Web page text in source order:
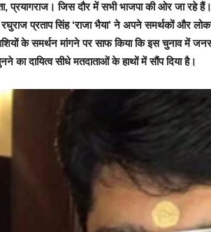
प्रयागराज। जिस दौर में सभी भाजपा की ओर जा रहे
रघुराज प्रताप सिंह ‘राजा भैया’ ने अपने समर्थकों और
के समर्थन मांगने पर साफ किया कि इस चुनाव में
का दायित्व सीधे मतदाताओं के हाथों में सौंप दिया है।